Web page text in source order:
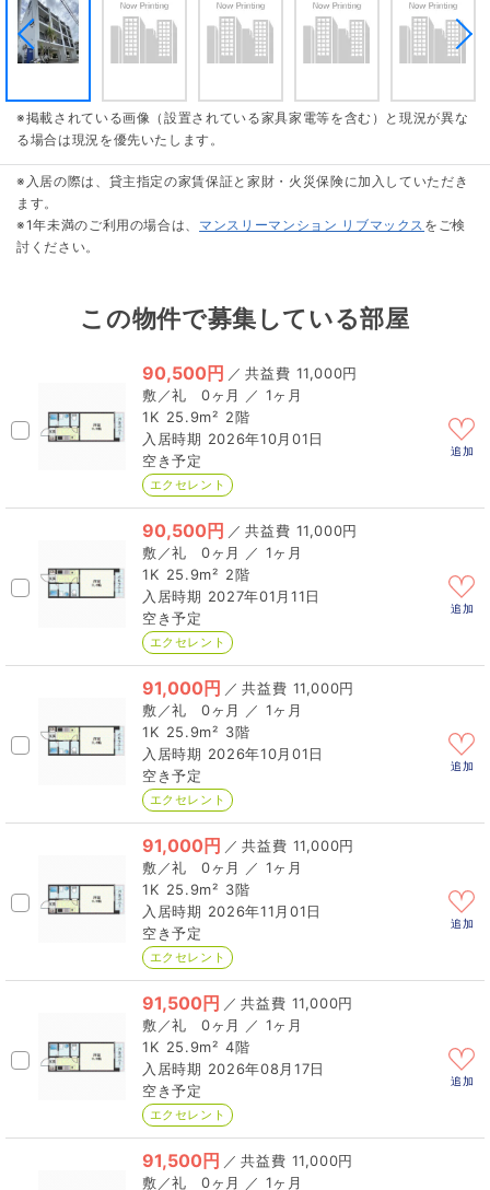
※掲載されている画像（設置されている家具家電等を含む）と現況が異な
る場合は現況を優先いたします。
※入居の際は、貸主指定の家賃保証と家財・火災保険に加入していただき
ます。
※1年未満のご利用の場合は、 マンスリーマンション リブマックス をご検
討ください。
この物件で募集している部屋
90,500円 ／
11,000円
0ヶ月 ／ 1ヶ月
1K 25.9m² 2階
2026年10月01日
空き予定
エクセレント
追加
90,500円 ／
11,000円
0ヶ月 ／ 1ヶ月
1K 25.9m² 2階
2027年01月11日
空き予定
エクセレント
追加
91,000円 ／
11,000円
0ヶ月 ／ 1ヶ月
1K 25.9m² 3階
2026年10月01日
空き予定
エクセレント
追加
91,000円 ／
11,000円
0ヶ月 ／ 1ヶ月
1K 25.9m² 3階
2026年11月01日
空き予定
エクセレント
追加
91,500円 ／
11,000円
0ヶ月 ／ 1ヶ月
1K 25.9m² 4階
2026年08月17日
空き予定
エクセレント
追加
91,500円 ／
11,000円
0ヶ月 ／ 1ヶ月